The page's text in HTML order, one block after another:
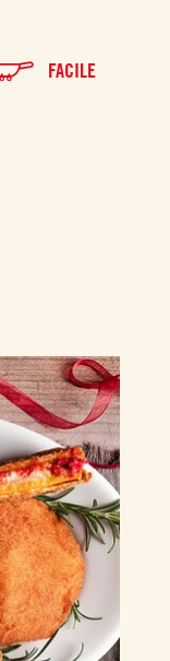
FACILE